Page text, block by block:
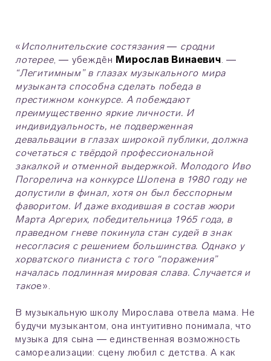
«Исполнительские состязания ― сродни
лотерее, ― убеждён Мирослав Винаевич. ―
“Легитимным” в глазах музыкального мира
музыканта способна сделать победа в
престижном конкурсе. А побеждают
преимущественно яркие личности. И
индивидуальность, не подверженная
девальвации в глазах широкой публики, должна
сочетаться с твёрдой профессиональной
закалкой и отменной выдержкой. Молодого Иво
Погорелича на конкурсе Шопена в 1980 году не
допустили в финал, хотя он был бесспорным
фаворитом. И даже входившая в состав жюри
Марта Аргерих, победительница 1965 года, в
праведном гневе покинула стан судей в знак
несогласия с решением большинства. Однако у
хорватского пианиста с того “поражения”
началась подлинная мировая слава. Случается и
такое».
В музыкальную школу Мирослава отвела мама. Не
будучи музыкантом, она интуитивно понимала, что
музыка для сына ― единственная возможность
самореализации: сцену любил с детства. А как